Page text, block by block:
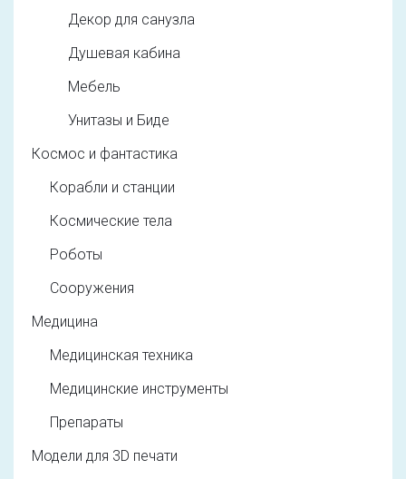
Декор для санузла
Душевая кабина
Мебель
Унитазы и Биде
Космос и фантастика
Корабли и станции
Космические тела
Роботы
Сооружения
Медицина
Медицинская техника
Медицинские инструменты
Препараты
Модели для 3D печати